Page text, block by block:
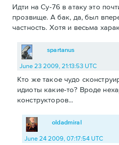
Идти на Су-76 в атаку это
прозвище. А бак, да, был
частность. Хотя и весьма
spartanus
June 23 2009, 21:13:53 UTC
Кто же такое чудо
идиоты какие-то? Вроде
конструкторов...
oldadmiral
June 24 2009, 07:17:54 UTC